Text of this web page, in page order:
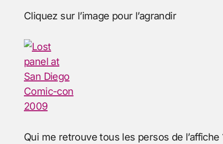
Cliquez sur l’image pour l’agrandir
Qui me retrouve tous les persos de l’affiche